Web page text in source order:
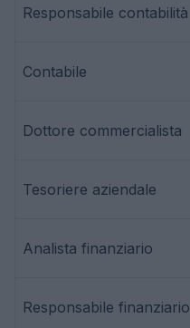
Responsabile contabilità
Contabile
Dottore commercialista
Tesoriere aziendale
Analista finanziario
Responsabile finanziario